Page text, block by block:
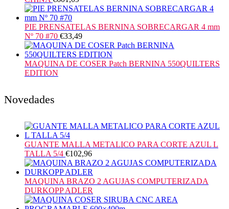
PIE PRENSATELAS BERNINA SOBRECARGAR 4 mm
Nº 70 #70 €33,49
MAQUINA DE COSER Patch BERNINA 550QUILTERS
EDITION
Novedades
GUANTE MALLA METALICO PARA CORTE AZUL L
TALLA 5/4 €102,96
MAQUINA BRAZO 2 AGUJAS COMPUTERIZADA
DURKOPP ADLER